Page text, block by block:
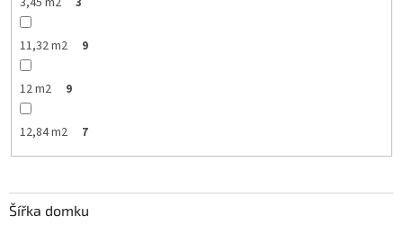
11,32 m2 9
12 m2 9
12,84 m2 7
Šířka domku